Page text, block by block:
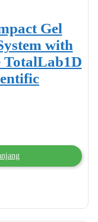
Gel
with
TotalLab1D